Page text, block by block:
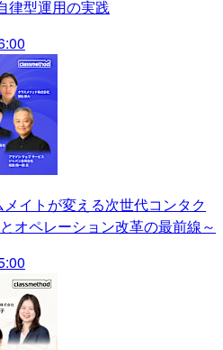
律型運用の実践
メイトが変える次世代コンタク
オペレーション改革の最前線～